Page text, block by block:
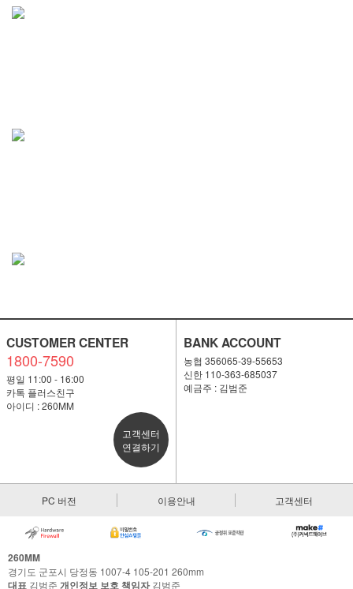
CUSTOMER CENTER
1800-7590
평일 11:00 - 16:00
카톡 플러스친구
아이디 : 260MM
고객센터
연결하기
BANK ACCOUNT
농협 356065-39-55653
신한 110-363-685037
예금주 : 김범준
PC 버전 이용안내 고객센터
260MM
경기도 군포시 당정동 1007-4 105-201 260mm
대표 김범준 개인정보 보호 책임자김범준